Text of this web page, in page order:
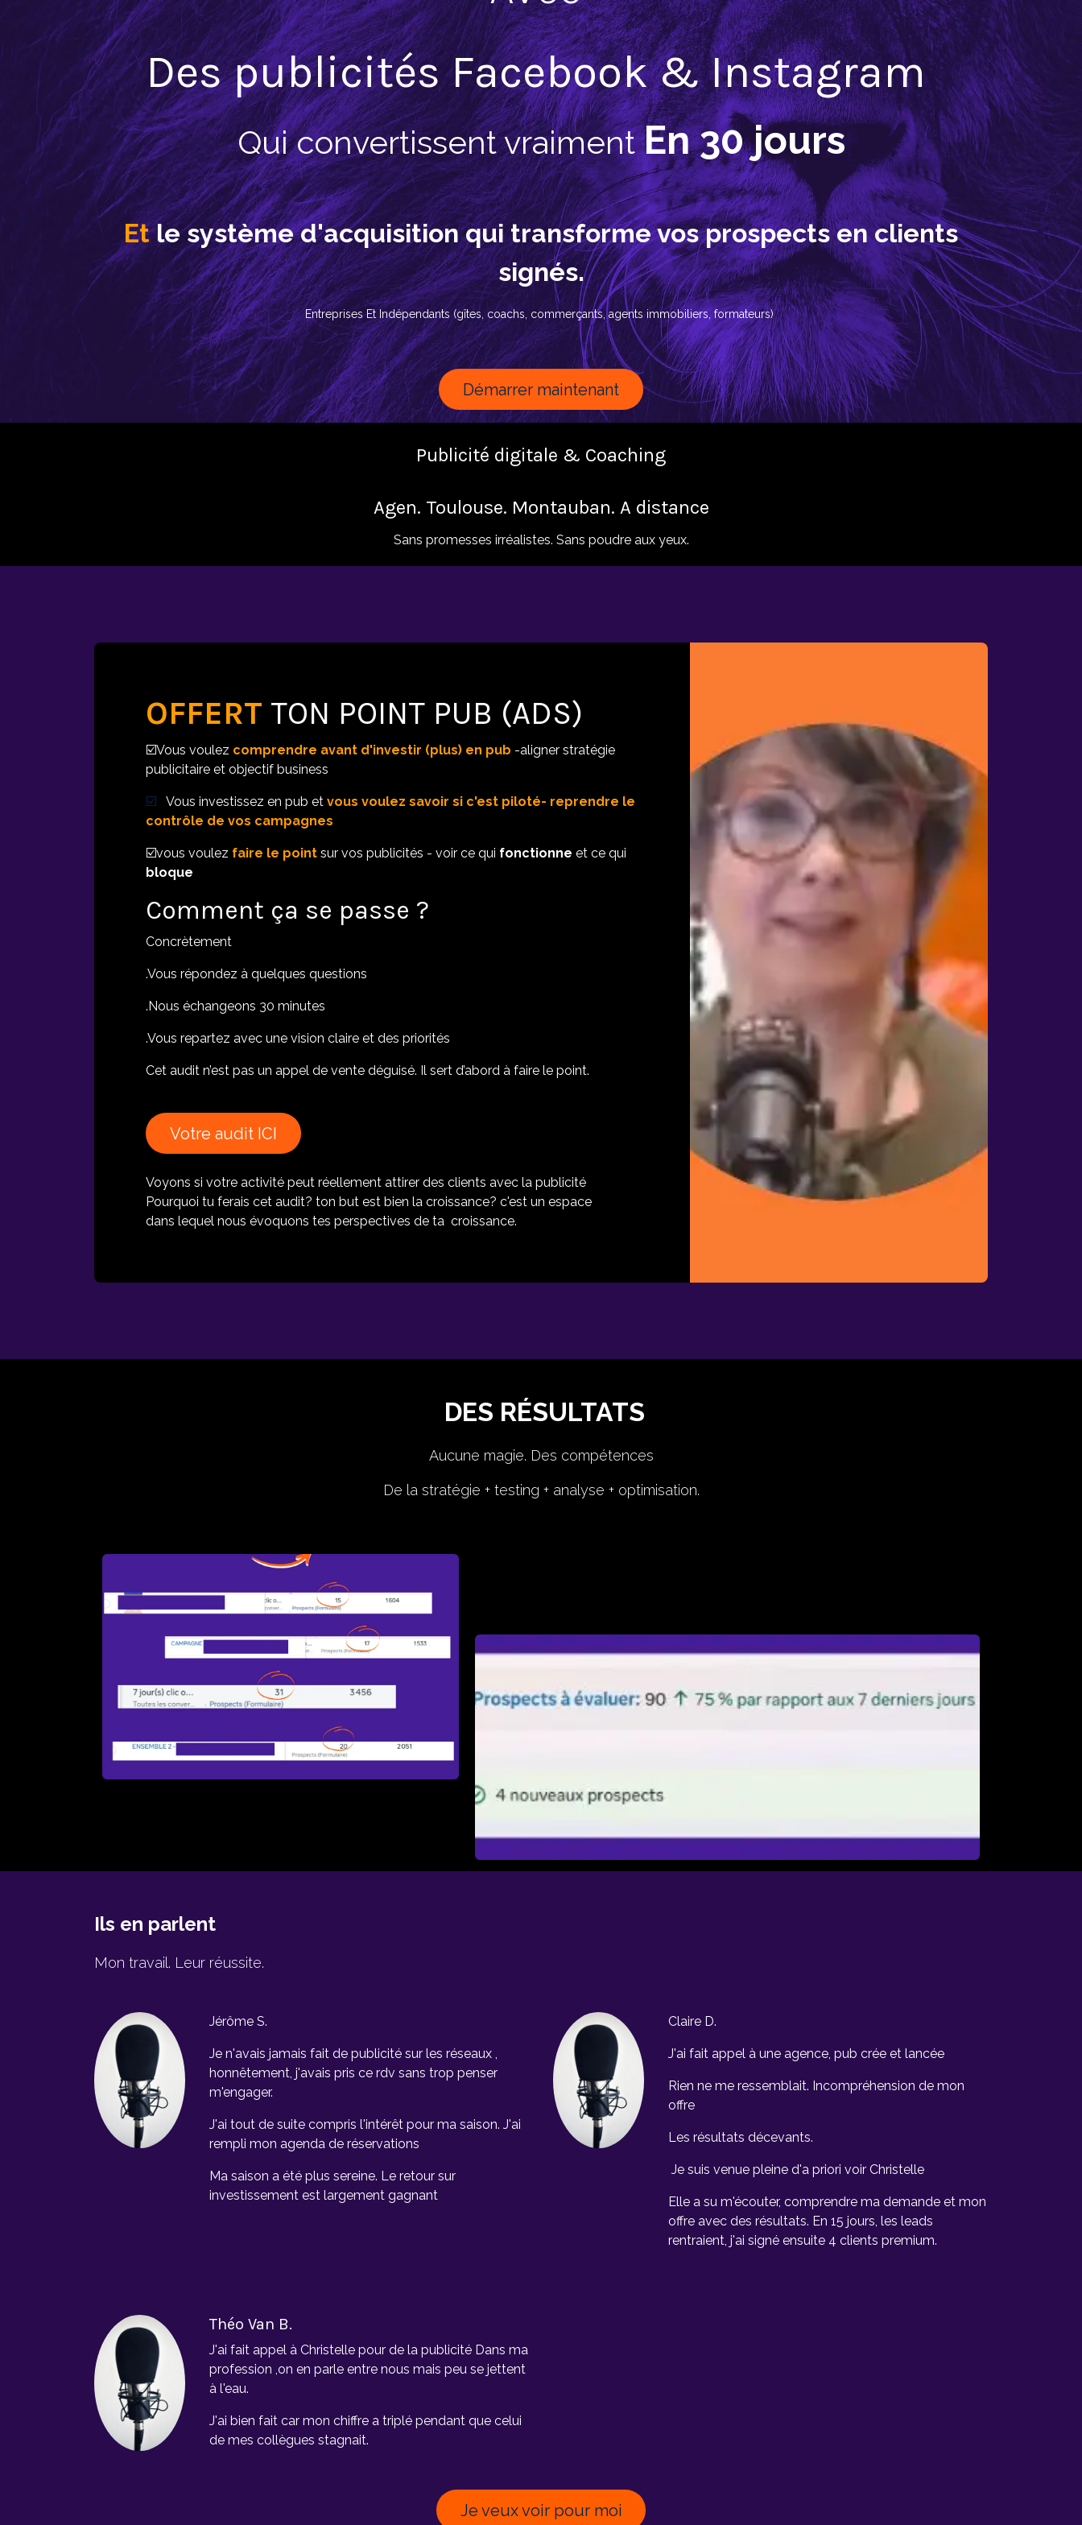
Des publicités Facebook & Instagram
Qui convertissent vraimentEn 30 jours
Etle système d'acquisition qui transforme vos prospects en clients
signés.
Entreprises Et Indépendants (gîtes, coachs, commerçants, agents immobiliers, formateurs) ​
Démarrer maintenant
Publicité digitale & Coaching
Agen. Toulouse. Montauban. A distance
Sans promesses irréalistes. Sans poudre aux yeux.
OFFERT TON POINT PUB (ADS)
☑️​Vous voulez comprendre avant d'investir (plus) en pub -aligner stratégie
publicitaire et objectif business
☑️​ Vous investissez en pub et vous voulez savoir si c'est piloté- reprendre le
contrôle de vos campagnes
☑️​vous voulez faire le point sur vos publicités - voir ce qui fonctionne et ce qui
bloque
Comment ça se passe ?
Concrètement
.Vous répondez à quelques questions
.Nous échangeons 30 minutes
.Vous repartez avec une vision claire et des priorités
Cet audit n’est pas un appel de vente déguisé. Il sert d’abord à faire le point.
Votre audit ICI
Voyons si votre activité peut réellement attirer des clients avec la publicité
Pourquoi tu ferais cet audit? ton but est bien la croissance? c'est un espace
dans lequel nous évoquons tes perspectives de ta croissance.
DES RÉSULTATS
Aucune magie. Des compétences
De la stratégie + testing + analyse + optimisation.
Ils en parlent
Mon travail. Leur réussite.
Jérôme S.
Je n'avais jamais fait de publicité sur les réseaux ,
honnêtement, j'avais pris ce rdv sans trop penser
m'engager.
J'ai tout de suite compris l'intérêt pour ma saison. J'ai
rempli mon agenda de réservations
Ma saison a été plus sereine. Le retour sur
investissement est largement gagnant
Claire D.
J'ai fait appel à une agence, pub crée et lancée
Rien ne me ressemblait. Incompréhension de mon
offre
Les résultats décevants.
Je suis venue pleine d'a priori voir Christelle
Elle a su m'écouter, comprendre ma demande et mon
offre avec des résultats. En 15 jours, les leads
rentraient, j'ai signé ensuite 4 clients premium.
Théo Van B.
J'ai fait appel à Christelle pour de la publicité Dans ma
profession ,on en parle entre nous mais peu se jettent
à l'eau.
J'ai bien fait car mon chiffre a triplé pendant que celui
de mes collègues stagnait.
Je veux voir pour moi